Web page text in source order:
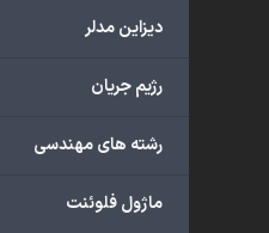
دیزاین مدلر
رژیم جریان
رشته های مهندسی
ماژول فلوئنت